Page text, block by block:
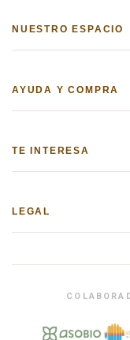
NUESTRO ESPACIO
AYUDA Y COMPRA
TE INTERESA
LEGAL